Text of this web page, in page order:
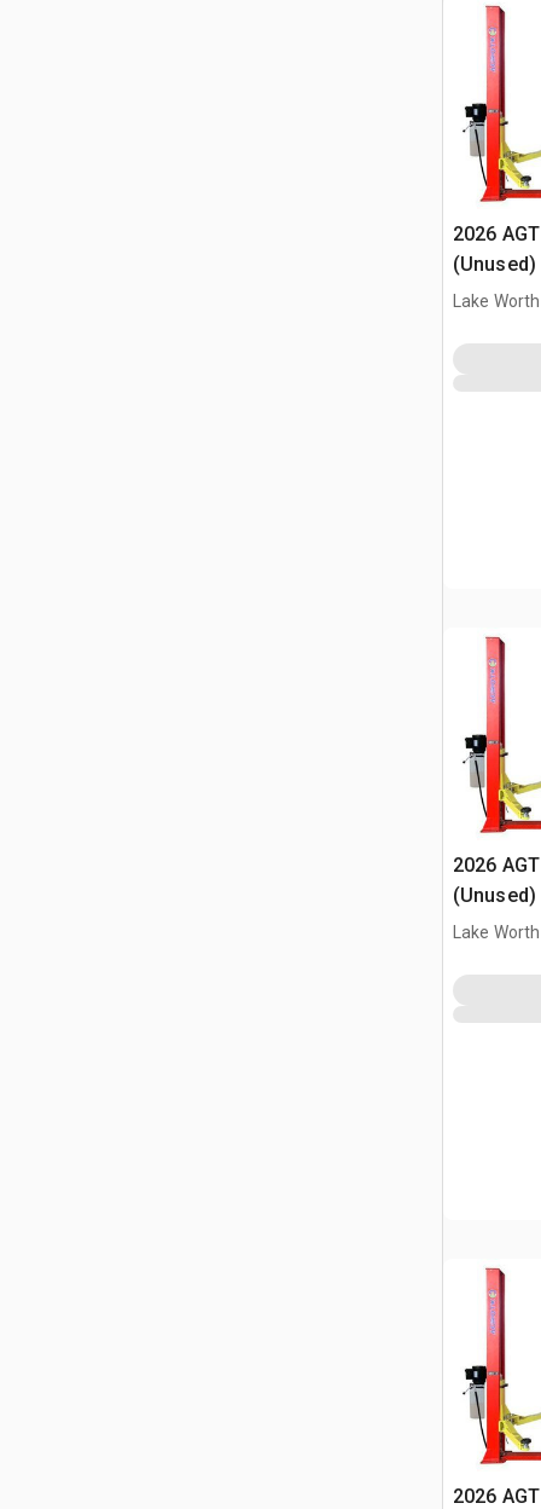
2026
(Unused)
Lake
2026
(Unused)
Lake
2026